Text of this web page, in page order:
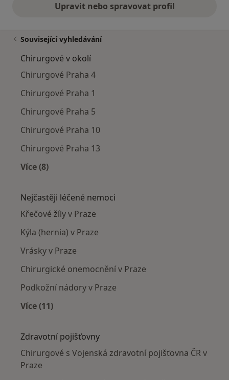
Upravit nebo spravovat profil
Související vyhledávání
Chirurgové v okolí
Chirurgové Praha 4
Chirurgové Praha 1
Chirurgové Praha 5
Chirurgové Praha 10
Chirurgové Praha 13
Více (8)
Nejčastěji léčené nemoci
Křečové žíly v Praze
Kýla (hernia) v Praze
Vrásky v Praze
Chirurgické onemocnění v Praze
Podkožní nádory v Praze
Více (11)
Zdravotní pojišťovny
Chirurgové s Vojenská zdravotní pojišťovna ČR v
Praze